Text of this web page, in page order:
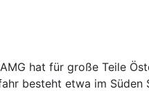
hat für große Teile
besteht etwa im Süden